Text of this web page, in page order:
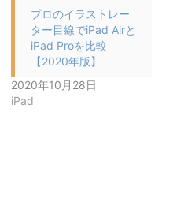
プロのイラストレー
ター目線でiPad Airと
iPad Proを比較
【2020年版】
2020年10月28日
iPad